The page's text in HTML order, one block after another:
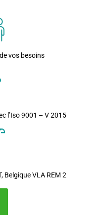
vos besoins
l’Iso 9001 – V 2015
Belgique VLA REM 2